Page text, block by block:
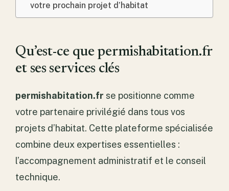
votre prochain projet d’habitat
Qu’est-ce que permishabitation.fr
et ses services clés
permishabitation.fr se positionne comme
votre partenaire privilégié dans tous vos
projets d’habitat. Cette plateforme spécialisée
combine deux expertises essentielles :
l’accompagnement administratif et le conseil
technique.